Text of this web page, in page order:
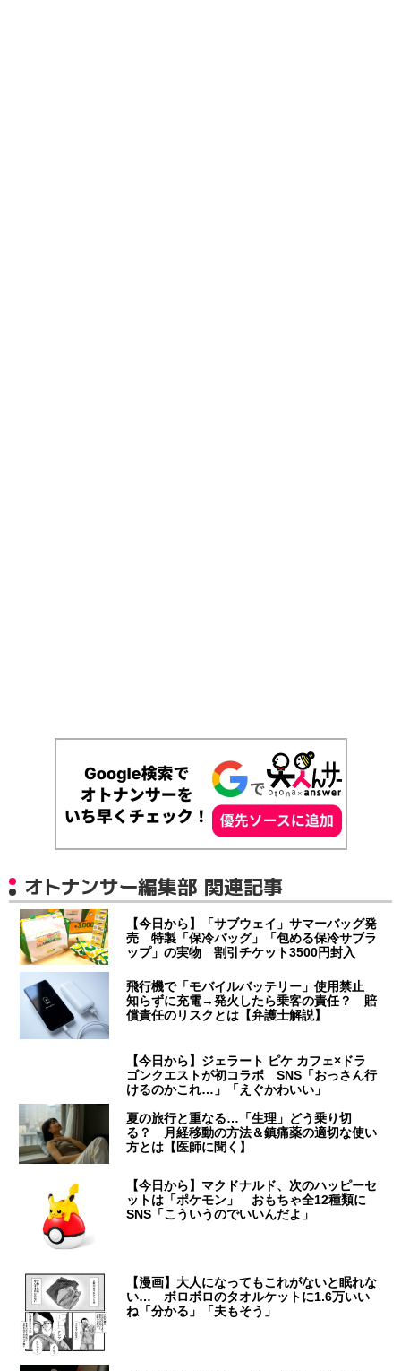
オトナンサー編集部 関連記事
【今日から】「サブウェイ」サマーバッグ発
売 特製「保冷バッグ」「包める保冷サブラ
ップ」の実物 割引チケット3500円封入
飛行機で「モバイルバッテリー」使用禁止
知らずに充電→発火したら乗客の責任？ 賠
償責任のリスクとは【弁護士解説】
【今日から】ジェラート ピケ カフェ×ドラ
ゴンクエストが初コラボ SNS「おっさん行
けるのかこれ…」「えぐかわいい」
夏の旅行と重なる…「生理」どう乗り切
る？ 月経移動の方法＆鎮痛薬の適切な使い
方とは【医師に聞く】
【今日から】マクドナルド、次のハッピーセ
ットは「ポケモン」 おもちゃ全12種類に
SNS「こういうのでいいんだよ」
【漫画】大人になってもこれがないと眠れな
い… ボロボロのタオルケットに1.6万いい
ね「分かる」「夫もそう」